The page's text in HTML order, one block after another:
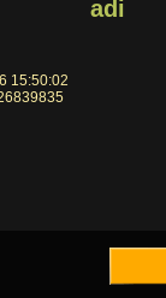
adi
15:50:02